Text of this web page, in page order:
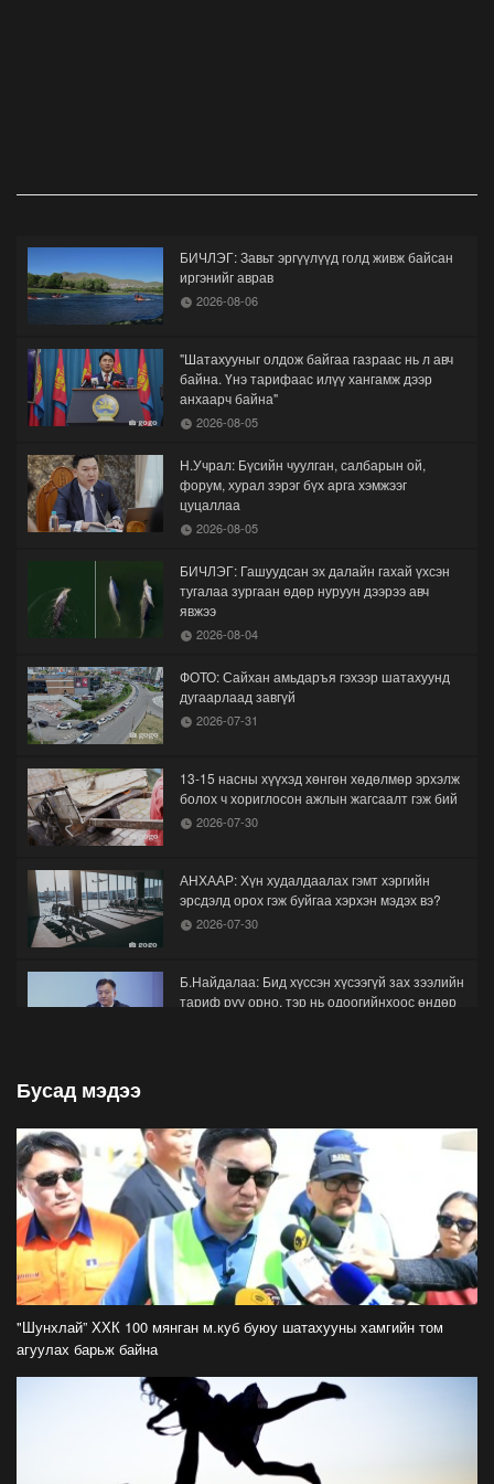
БИЧЛЭГ: Завьт эргүүлүүд голд живж байсан
иргэнийг аврав
2026-08-06
"Шатахууныг олдож байгаа газраас нь л авч
байна. Үнэ тарифаас илүү хангамж дээр
анхаарч байна"
2026-08-05
Н.Учрал: Бүсийн чуулган, салбарын ой,
форум, хурал зэрэг бүх арга хэмжээг
цуцаллаа
2026-08-05
БИЧЛЭГ: Гашуудсан эх далайн гахай үхсэн
тугалаа зургаан өдөр нуруун дээрээ авч
явжээ
2026-08-04
ФОТО: Сайхан амьдаръя гэхээр шатахуунд
дугаарлаад завгүй
2026-07-31
13-15 насны хүүхэд хөнгөн хөдөлмөр эрхэлж
болох ч хориглосон ажлын жагсаалт гэж бий
2026-07-30
АНХААР: Хүн худалдаалах гэмт хэргийн
эрсдэлд орох гэж буйгаа хэрхэн мэдэх вэ?
2026-07-30
Б.Найдалаа: Бид хүссэн хүсээгүй зах зээлийн
тариф руу орно, тэр нь одоогийнхоос өндөр
2026-07-22
С.Амарсайхан: Фэйсбүүкээр ангийн групп чат
нээдэг, үүгээр даалгавраа өгдгийг зогсоож,
хаана
2026-07-21
ФОТО: Тажикистан Улсын Ерөнхийлөгчийн
2026-07-21
"Улсын цолд хүрсэн бөхчүүдээс допинг
илрээгүй, аймгийн цолтой нэг бөхөөс илэрсэн
гэх имэйл ирсэн"
2026-07-21
Бусад мэдээ
"Шунхлай” ХХК 100 мянган м.куб буюу шатахууны хамгийн том
агуулах барьж байна